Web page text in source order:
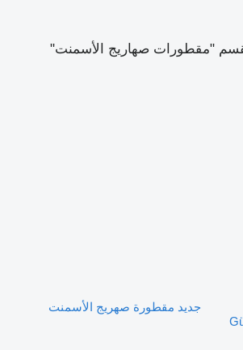
"مقطورات صهاريج الأسمنت"
جديد مقطورة صهريج الأسمنت